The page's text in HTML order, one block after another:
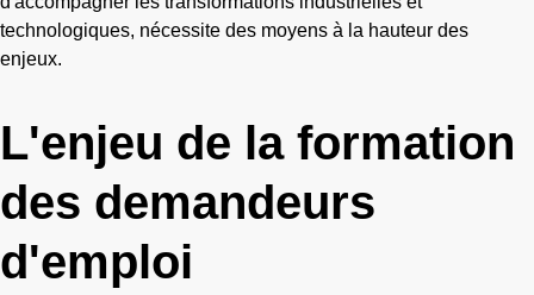
technologiques, nécessite des moyens à la hauteur des
enjeux.
L'enjeu de la formation
des demandeurs
d'emploi